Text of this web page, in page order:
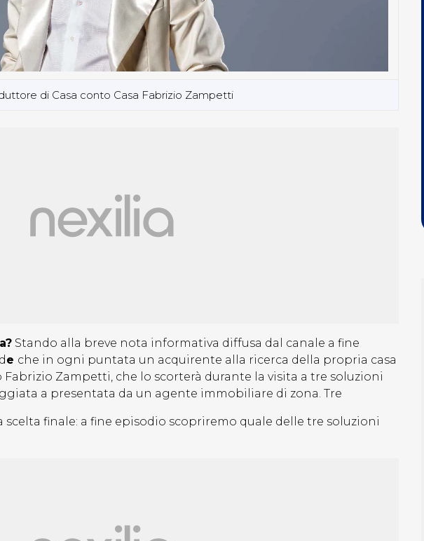
di Casa conto Casa Fabrizio Zampetti
Stando alla breve nota informativa diffusa dal canale a fine
e che in ogni puntata un acquirente alla ricerca della propria casa
Zampetti, che lo scorterà durante la visita a tre soluzioni
a presentata da un agente immobiliare di zona. Tre
finale: a fine episodio scopriremo quale delle tre soluzioni